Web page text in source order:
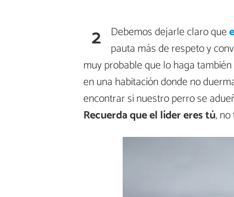
2 Debemos dejarle claro que
pauta más de respeto y
muy probable que lo haga
en una habitación donde no
encontrar si nuestro perro se
Recuerda que el líder eres tú,